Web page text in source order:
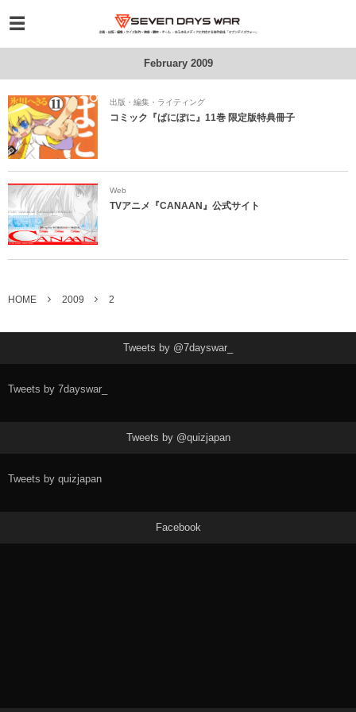
February 2009
出版・編集・ライティング
コミック『ぱにぽに』11巻 限定版特典冊子
Web
TVアニメ『CANAAN』公式サイト
HOME 2009 2
Tweets by @7dayswar_
Tweets by 7dayswar_
Tweets by @quizjapan
Tweets by quizjapan
Facebook